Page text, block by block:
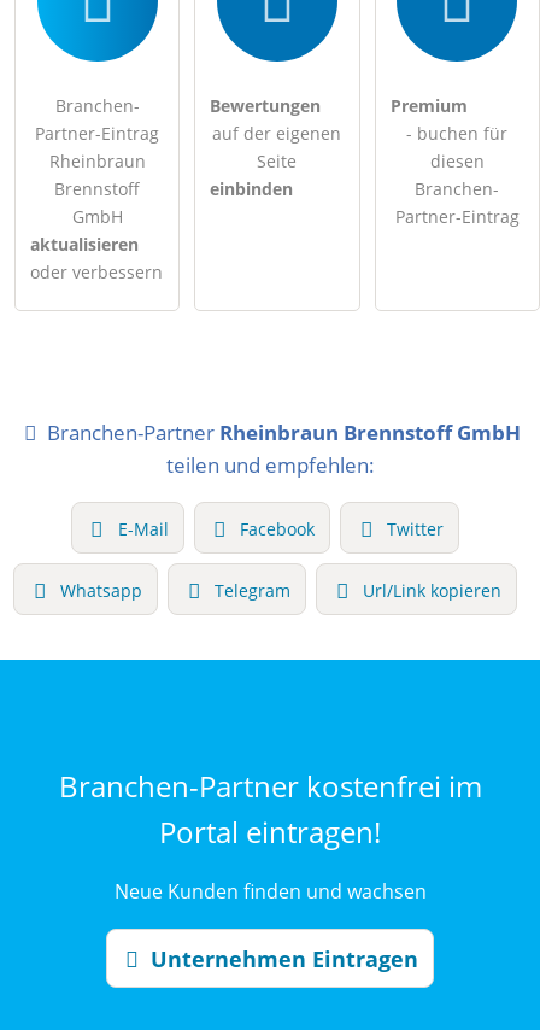
Branchen-
Partner-Eintrag
Rheinbraun
Brennstoff
GmbH
aktualisieren
oder verbessern
Bewertungen
auf der eigenen
Seite
einbinden
Premium
- buchen für
diesen
Branchen-
Partner-Eintrag
Branchen-Partner Rheinbraun Brennstoff GmbH
teilen und empfehlen:
E-Mail Facebook Twitter
Whatsapp Telegram Url/Link kopieren
Branchen-Partner kostenfrei im
Portal eintragen!
Neue Kunden finden und wachsen
Unternehmen Eintragen